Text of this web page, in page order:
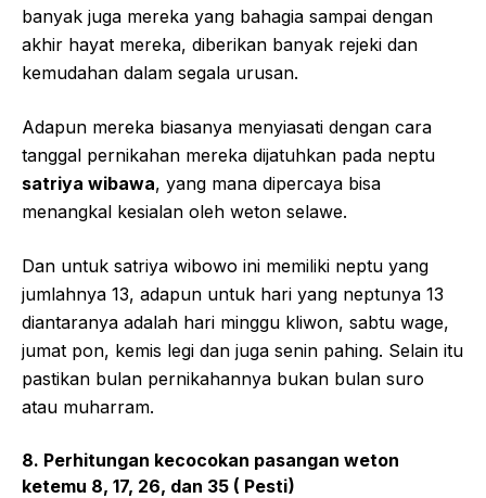
banyak juga mereka yang bahagia sampai dengan
akhir hayat mereka, diberikan banyak rejeki dan
kemudahan dalam segala urusan.
Adapun mereka biasanya menyiasati dengan cara
tanggal pernikahan mereka dijatuhkan pada neptu
satriya wibawa, yang mana dipercaya bisa
menangkal kesialan oleh weton selawe.
Dan untuk satriya wibowo ini memiliki neptu yang
jumlahnya 13, adapun untuk hari yang neptunya 13
diantaranya adalah hari minggu kliwon, sabtu wage,
jumat pon, kemis legi dan juga senin pahing. Selain itu
pastikan bulan pernikahannya bukan bulan suro
atau muharram.
8. Perhitungan kecocokan pasangan weton
ketemu 8, 17, 26, dan 35 ( Pesti)